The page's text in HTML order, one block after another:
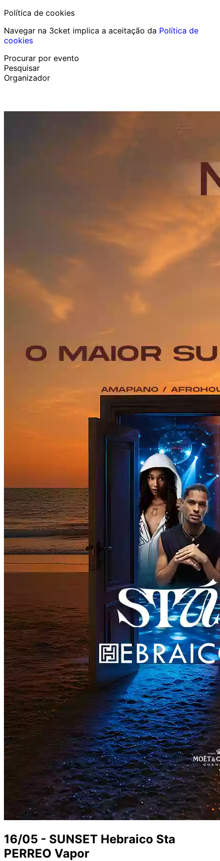
Política de cookies
Navegar na 3cket implica a aceitação da Política de
cookies
Procurar por evento
Pesquisar
Organizador
Português
16/05 - SUNSET Hebraico Sta
PERREO Vapor